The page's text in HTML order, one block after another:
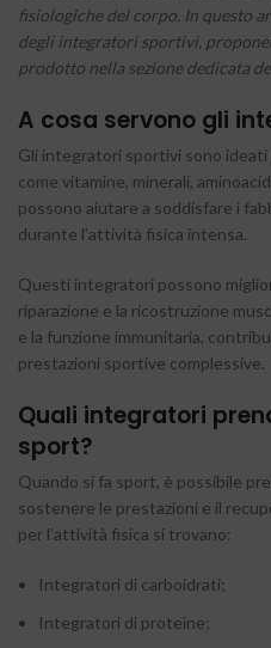
fisiologiche del corpo. In questo
degli integratori sportivi,
prodotto nella sezione dedicata
A cosa servono gli
Gli integratori sportivi sono
come vitamine, minerali,
possono aiutare a soddisfare i
durante l’attività fisica intensa.
Questi integratori possono
riparazione e la ricostruzione
e la funzione immunitaria,
prestazioni sportive complessive.
Quali integratori
sport?
Quando si fa sport, è possibile
sostenere le prestazioni e il
per l’attività fisica si trovano:
Integratori di carboidrati;
Integratori di proteine;